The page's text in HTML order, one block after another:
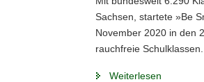
Sachsen, startete »Be
November 2020 in den
rauchfreie Schulklassen.
Weiterlesen